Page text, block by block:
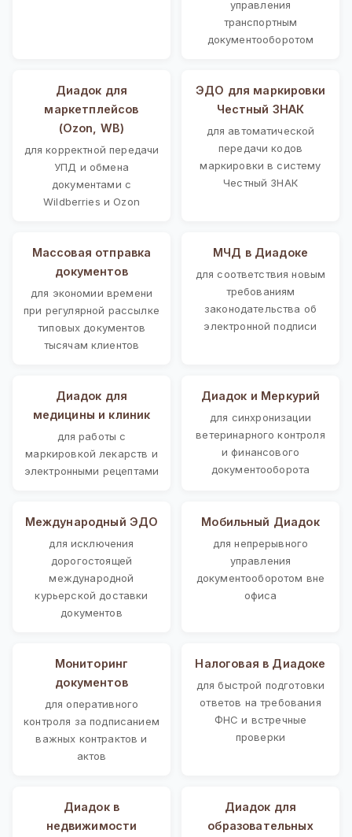
управления
транспортным
документооборотом
Диадок для
маркетплейсов
(Ozon, WB)
для корректной передачи
УПД и обмена
документами с
Wildberries и Ozon
ЭДО для маркировки
Честный ЗНАК
для автоматической
передачи кодов
маркировки в систему
Честный ЗНАК
Массовая отправка
документов
для экономии времени
при регулярной рассылке
типовых документов
тысячам клиентов
МЧД в Диадоке
для соответствия новым
требованиям
законодательства об
электронной подписи
Диадок для
медицины и клиник
для работы с
маркировкой лекарств и
электронными рецептами
Диадок и Меркурий
для синхронизации
ветеринарного контроля
и финансового
документооборота
Международный ЭДО
для исключения
дорогостоящей
международной
курьерской доставки
документов
Мобильный Диадок
для непрерывного
управления
документооборотом вне
офиса
Мониторинг
документов
для оперативного
контроля за подписанием
важных контрактов и
актов
Налоговая в Диадоке
для быстрой подготовки
ответов на требования
ФНС и встречные
проверки
Диадок в
недвижимости
Диадок для
образовательных